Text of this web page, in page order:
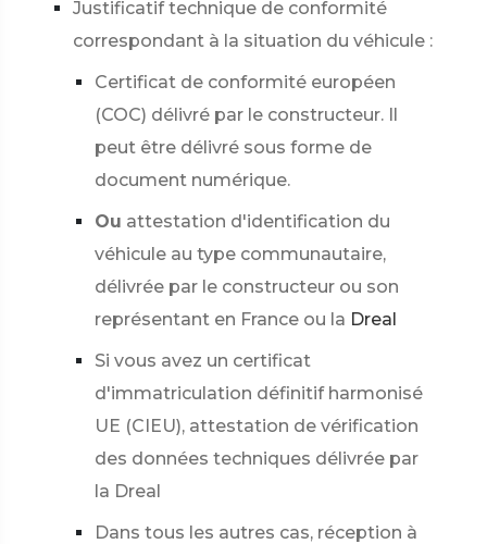
Justificatif technique de conformité
correspondant à la situation du véhicule :
Certificat de conformité européen
(COC) délivré par le constructeur. Il
peut être délivré sous forme de
document numérique.
Ou attestation d'identification du
véhicule au type communautaire,
délivrée par le constructeur ou son
représentant en France ou la Dreal
Si vous avez un certificat
d'immatriculation définitif harmonisé
UE (CIEU), attestation de vérification
des données techniques délivrée par
la Dreal
Dans tous les autres cas, réception à